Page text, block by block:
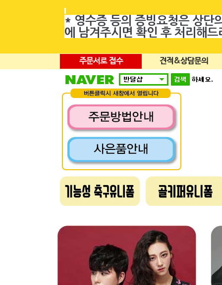
* 영수증 등의 증빙요청은 상단
에 남겨주시면 확인 후 처리해드
주문서로 접수 견적&상담문의